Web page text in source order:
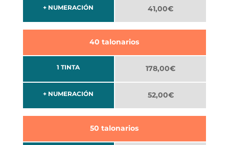
+ NUMERACIÓN 41,00€
1 TINTA
+ NUMERACIÓN
40 talonarios
178,00€
52,00€
50 talonarios